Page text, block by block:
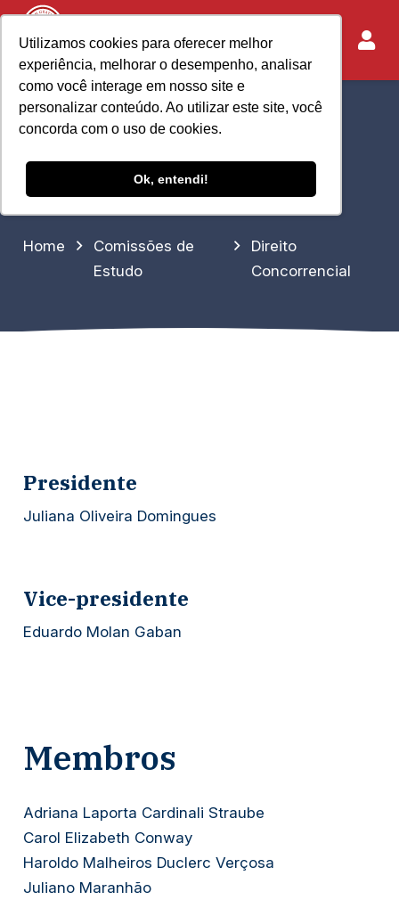
Utilizamos cookies para oferecer melhor
experiência, melhorar o desempenho, analisar
como você interage em nosso site e
personalizar conteúdo. Ao utilizar este site, você
concorda com o uso de cookies.
Ok, entendi!
Direito
Concorrencial
Home
Comissões de
Estudo
Direito
Concorrencial
Presidente
Juliana Oliveira Domingues
Vice-presidente
Eduardo Molan Gaban
Membros
Adriana Laporta Cardinali Straube
Carol Elizabeth Conway
Haroldo Malheiros Duclerc Verçosa
Juliano Maranhão